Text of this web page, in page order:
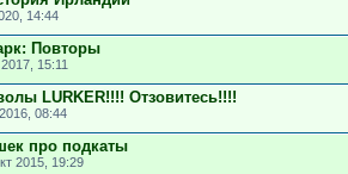
14:44
Повторы
15:11
LURKER!!!! Отзовитесь!!!!
08:44
про подкаты
2015, 19:29